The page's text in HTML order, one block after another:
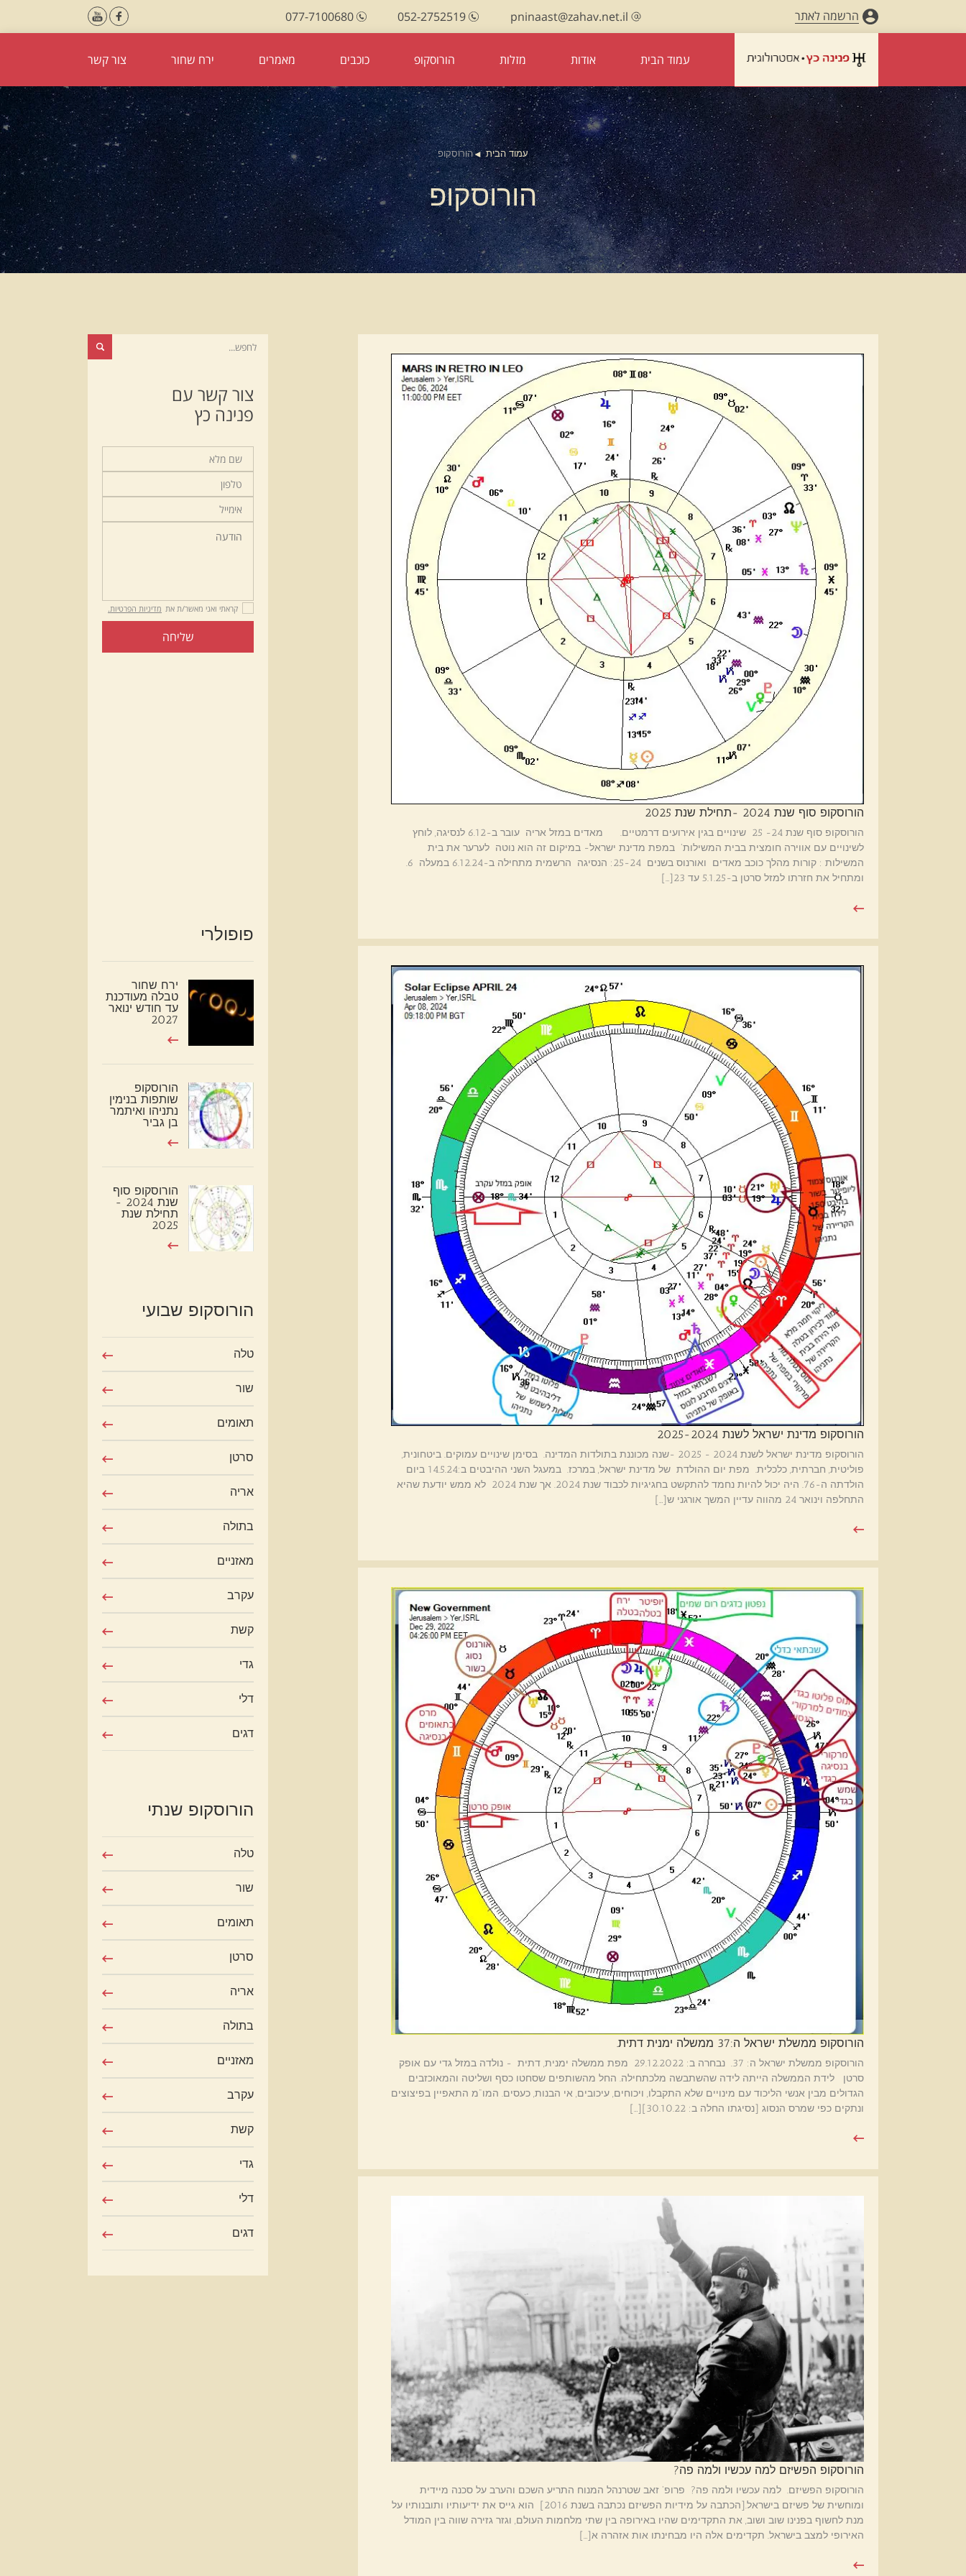
הרשמה לאתר pninaast@zahav.net.il
052-2752519
077-7100680
עמוד הבית אודות מזלות הורוסקופ כוכבים מאמרים ירח שחור צור קשר
עמוד הבית הורוסקופ
הורוסקופ
הורוסקופ סוף שנת 2024 -תחילת שנת 2025
הורוסקופ סוף שנת 24- 25 שינויים בגין אירועים דרמטיים. מאדים במזל אריה עובר ב-6.12 לנסיגה, לוחץ
לשינויים עם אווירה חומצית בבית המשילות' במפת מדינת ישראל- במיקום זה הוא נוטה לערער את בית
המשילות : קורות מהלך כוכב מאדים ואורנוס בשנים 25-24: הנסיגה הרשמית מתחילה ב-6.12.24 במעלה 6.
ומתחיל את חזרתו למזל סרטן ב-5.1.25 עד 23[…]
הורוסקופ מדינת ישראל לשנת 2025-2024
הורוסקופ מדינת ישראל לשנת 2024 - 2025 -שנה מכוננת בתולדות המדינה. בסימן שינויים עמוקים. ביטחונית,
פוליטית, חברתית, כלכלית. מפת יום ההולדת של מדינת ישראל, במרכז. במעגל השני ההיבטים ב:14.5.24 ביום
הולדתה ה-76. היה יכול להיות נחמד להתקשט בחגיגיות לכבוד שנת 2024. אך שנת 2024 לא ממש יודעת שהיא
התחלפה וינואר 24 מהווה עדיין המשך אורגני ש[…]
הורוסקופ ממשלת ישראל ה:37 ממשלה ימנית דתית.
הורוסקופ ממשלת ישראל ה: 37. נבחרה ב: 29.12.2022 מפת ממשלה ימנית, דתית - נולדה במזל גדי עם אופק
סרטן לידת הממשלה הייתה לידה שהשתבשה מלכתחילה. החל מהשותפים שסחטו כסף ושליטה והמאוכזבים
הגדולים מבין אנשי הליכוד עם מינויים שלא התקבלו, ויכוחים, עיכובים, אי הבנות, כעסים. המו"מ התאפיין בפיצוצים
ונתקים כפי שמרס הנסוג [נסיגתו החלה ב: 30.10.22][…]
הורוסקופ הפשיזם למה עכשיו ולמה פה?
הורוסקופ הפשיזם. למה עכשיו ולמה פה? פרופ' זאב שטרנהל המנוח התריע השכם והערב על סכנה מיידית
ומוחשית של פשיזם בישראל.[הכתבה על מידיות הפשיזם נכתבה בשנת 2016] הוא גייס את ידיעותיו ותובנותיו על
מנת לחשוף בפנינו שוב ושוב, את התקדימים שהיו באירופה בין שתי מלחמות העולם, וגזר גזירה שווה בין המודל
האירופי למצב בישראל. תקדימים אלה היו מבחינתו אות אזהרה א[…]
צור קשר עם
פנינה כץ
קראתי ואני מאשר/ת את מדיניות הפרטיות.
שליחה
פופולרי
ירח שחור
טבלה מעודכנת
עד חודש ינואר
2027
הורוסקופ
שותפות בנימין
נתניהו ואיתמר
בן גביר
הורוסקופ סוף
שנת 2024 -
תחילת שנת
2025
הורוסקופ שבועי
טלה
שור
תאומים
סרטן
אריה
בתולה
מאזניים
עקרב
קשת
גדי
דלי
דגים
הורוסקופ שנתי
טלה
שור
תאומים
סרטן
אריה
בתולה
מאזניים
עקרב
קשת
גדי
דלי
דגים